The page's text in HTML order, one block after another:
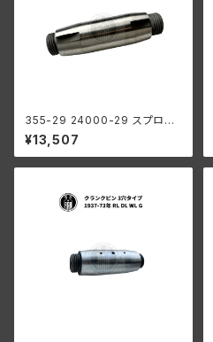
355-29 24000-29 スプロケ
ットシャフト ハーレーダビッドソ
ン 1929-73年 DL WL G
¥13,507